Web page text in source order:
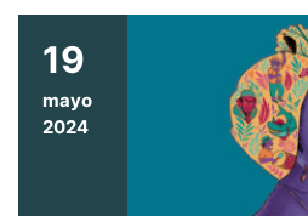
19
mayo
2024